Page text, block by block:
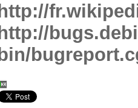
http://
http://
bin/